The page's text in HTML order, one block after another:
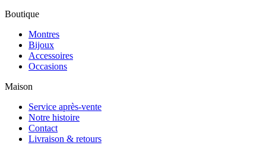
Boutique
Montres
Bijoux
Accessoires
Occasions
Maison
Service après-vente
Notre histoire
Contact
Livraison & retours